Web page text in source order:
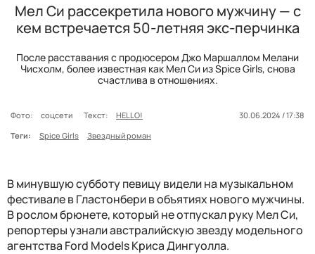
Мел Си рассекретила нового мужчину — с
кем встречается 50-летняя экс-перчинка
После расставания с продюсером Джо Маршаллом Мелани
Чисхолм, более известная как Мел Си из Spice Girls, снова
счастлива в отношениях.
Фото: соцсети Текст: HELLO!
30.06.2024 / 17:38
Теги:
Spice Girls Звездный роман
В минувшую субботу певицу видели на музыкальном
фестивале в Гластонбери в объятиях нового мужчины.
В рослом брюнете, который не отпускал руку Мел Си,
репортеры узнали австралийскую звезду модельного
агентства Ford Models Криса Дингуолла.